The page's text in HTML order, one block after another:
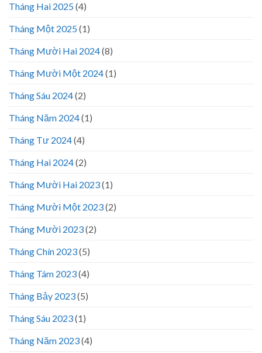
Tháng Hai 2025(4)
Tháng Một 2025(1)
Tháng Mười Hai 2024(8)
Tháng Mười Một 2024(1)
Tháng Sáu 2024(2)
Tháng Năm 2024(1)
Tháng Tư 2024(4)
Tháng Hai 2024(2)
Tháng Mười Hai 2023(1)
Tháng Mười Một 2023(2)
Tháng Mười 2023(2)
Tháng Chín 2023(5)
Tháng Tám 2023(4)
Tháng Bảy 2023(5)
Tháng Sáu 2023(1)
Tháng Năm 2023(4)